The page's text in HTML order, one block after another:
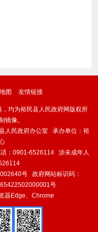
图 友情链接
均为裕民县人民政府网版权所
镜像。
人民政府办公室 承办单位：裕
：0901-6526114 涉未成年人
号 政府网站标识码：
65422502000001号
器Edge、Chrome